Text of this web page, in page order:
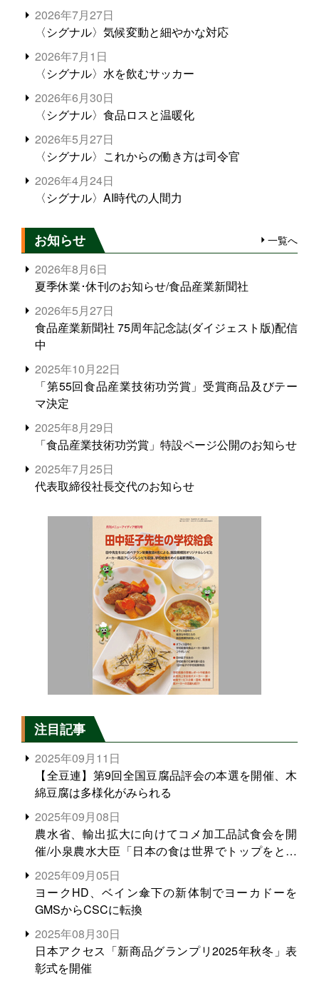
2026年7月27日
〈シグナル〉気候変動と細やかな対応
2026年7月1日
〈シグナル〉水を飲むサッカー
2026年6月30日
〈シグナル〉食品ロスと温暖化
2026年5月27日
〈シグナル〉これからの働き方は司令官
2026年4月24日
〈シグナル〉AI時代の人間力
お知らせ 一覧へ
2026年8月6日
夏季休業･休刊のお知らせ/食品産業新聞社
2026年5月27日
食品産業新聞社 75周年記念誌(ダイジェスト版)配信
中
2025年10月22日
「第55回食品産業技術功労賞」受賞商品及びテー
マ決定
2025年8月29日
「食品産業技術功労賞」特設ページ公開のお知らせ
2025年7月25日
代表取締役社長交代のお知らせ
注目記事
2025年09月11日
【全豆連】第9回全国豆腐品評会の本選を開催、木
綿豆腐は多様化がみられる
2025年09月08日
農水省、輸出拡大に向けてコメ加工品試食会を開
催/小泉農水大臣「日本の食は世界でトップをとれ
る。米増産に向けて、米輸出需要の拡大を」
2025年09月05日
ヨークHD、ベイン傘下の新体制でヨーカドーを
GMSからCSCに転換
2025年08月30日
日本アクセス「新商品グランプリ2025年秋冬」表
彰式を開催